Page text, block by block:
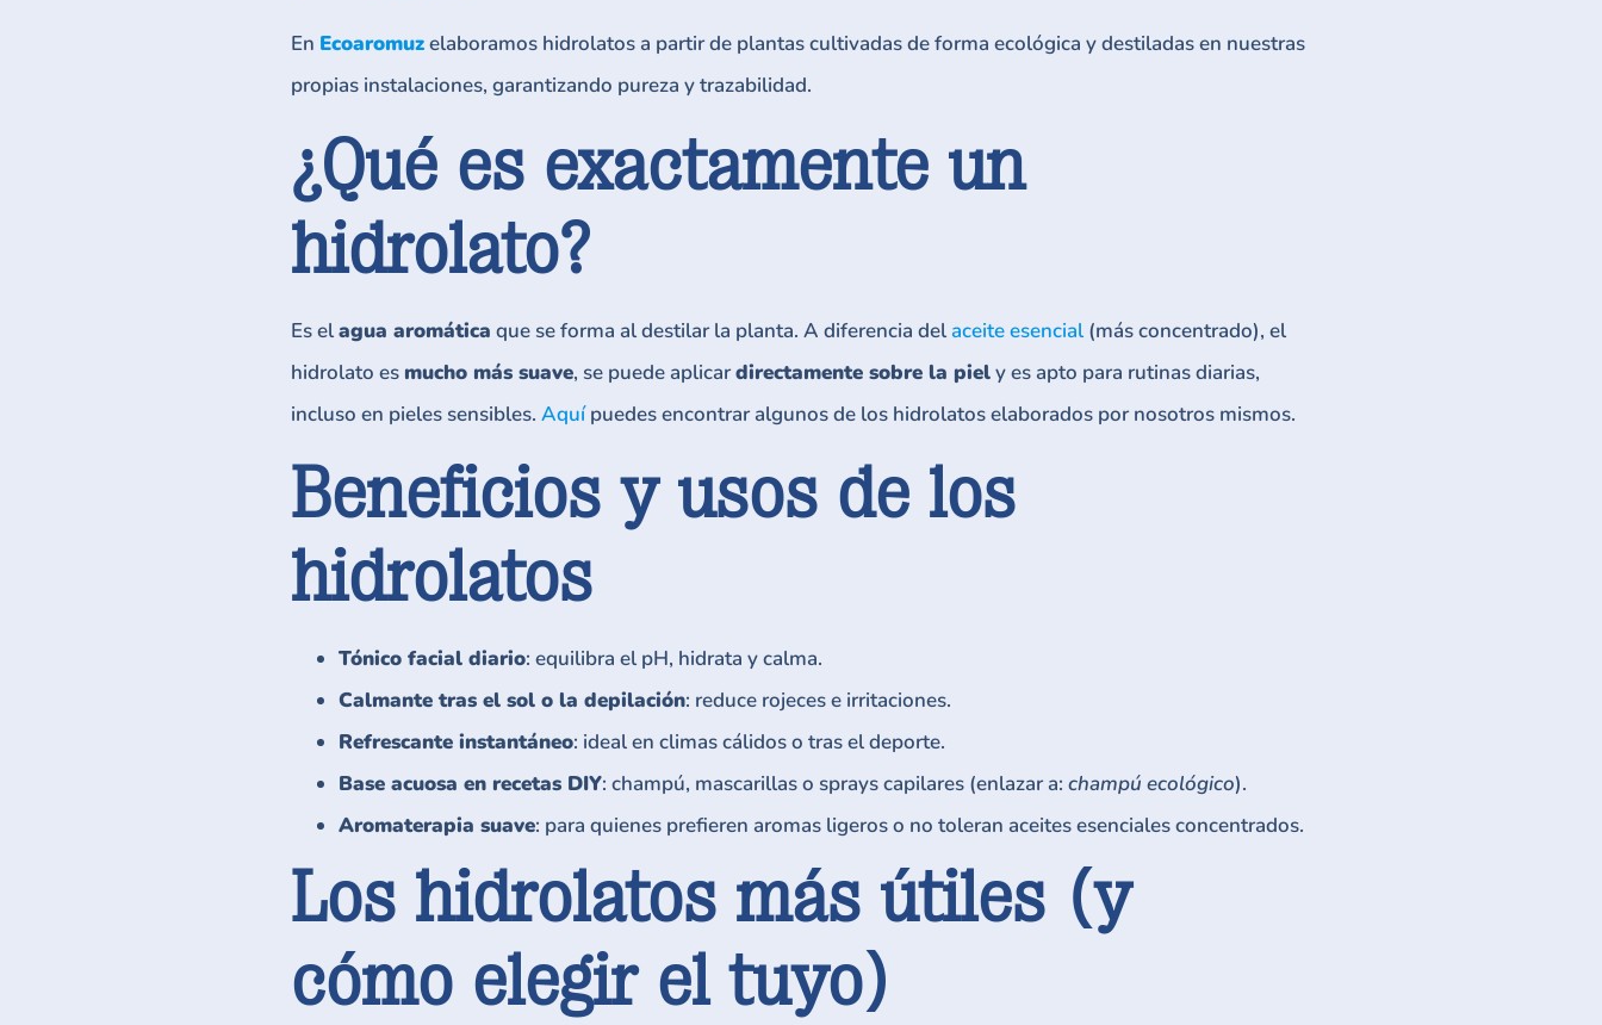
En Ecoaromuzelaboramos hidrolatos a partir de plantas cultivadas de forma ecológica y destiladas en nuestras
propias instalaciones, garantizando pureza y trazabilidad.
¿Qué es exactamente un
hidrolato?
Es elagua aromática que se forma al destilar la planta. A diferencia delaceite esencial(más concentrado), el
hidrolato es mucho más suave, se puede aplicardirectamente sobre la piely es apto para rutinas diarias,
incluso en pieles sensibles. Aquípuedes encontrar algunos de los hidrolatos elaborados por nosotros mismos.
Beneficios y usos de los
hidrolatos
Tónico facial diario: equilibra el pH, hidrata y calma.
Calmante tras el sol o la depilación: reduce rojeces e irritaciones.
Refrescante instantáneo: ideal en climas cálidos o tras el deporte.
Base acuosa en recetas DIY: champú, mascarillas o sprays capilares (enlazar a: champú ecológico).
Aromaterapia suave: para quienes prefieren aromas ligeros o no toleran aceites esenciales concentrados.
Los hidrolatos más útiles (y
cómo elegir el tuyo)